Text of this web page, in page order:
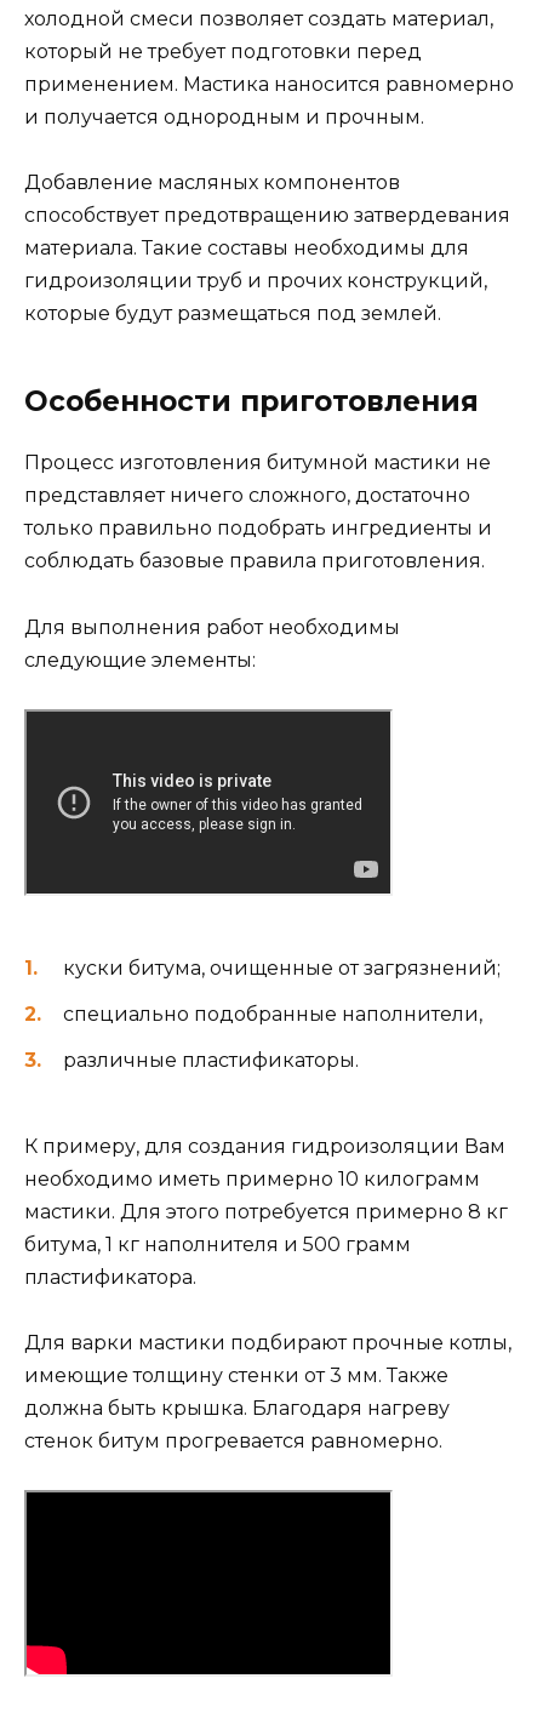
холодной смеси позволяет создать материал,
который не требует подготовки перед
применением. Мастика наносится равномерно
и получается однородным и прочным.
Добавление масляных компонентов
способствует предотвращению затвердевания
материала. Такие составы необходимы для
гидроизоляции труб и прочих конструкций,
которые будут размещаться под землей.
Особенности приготовления
Процесс изготовления битумной мастики не
представляет ничего сложного, достаточно
только правильно подобрать ингредиенты и
соблюдать базовые правила приготовления.
Для выполнения работ необходимы
следующие элементы:
куски битума, очищенные от загрязнений;
специально подобранные наполнители,
различные пластификаторы.
К примеру, для создания гидроизоляции Вам
необходимо иметь примерно 10 килограмм
мастики. Для этого потребуется примерно 8 кг
битума, 1 кг наполнителя и 500 грамм
пластификатора.
Для варки мастики подбирают прочные котлы,
имеющие толщину стенки от 3 мм. Также
должна быть крышка. Благодаря нагреву
стенок битум прогревается равномерно.